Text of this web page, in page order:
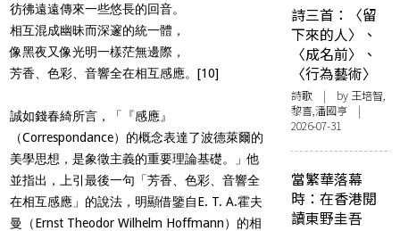
彷彿遠遠傳來一些悠長的回音。
相互混成幽昧而深邃的統一體，
像黑夜又像光明一樣茫無邊際，
芳香、色彩、音響全在相互感應。[10]
誠如錢春綺所言，「『感應』
（Correspondance）的概念表達了波德萊爾的
美學思想，是象徵主義的重要理論基礎。」他
並指出，上引最後一句「芳香、色彩、音響全
在相互感應」的說法，明顯借鑒自E. T. A.霍夫
曼（Ernst Theodor Wilhelm Hoffmann）的相
詩三首：〈留
下來的人〉、
〈成名前〉、
〈行為藝術〉
詩歌 | by 王培智,
黎喜,潘國亨 |
2026-07-31
當繁華落幕
時：在香港閱
讀東野圭吾